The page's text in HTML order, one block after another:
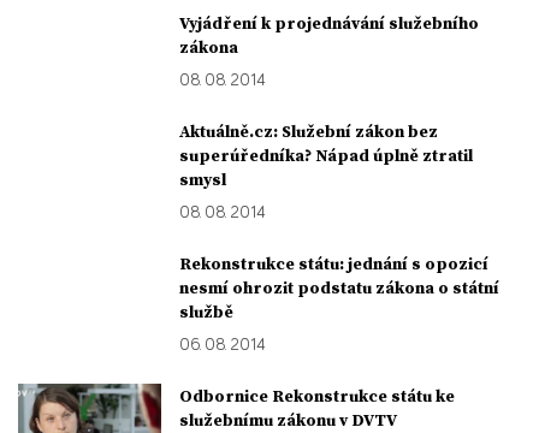
Vyjádření k projednávání služebního
zákona
08. 08. 2014
Aktuálně.cz: Služební zákon bez
superúředníka? Nápad úplně ztratil
smysl
08. 08. 2014
Rekonstrukce státu: jednání s opozicí
nesmí ohrozit podstatu zákona o státní
službě
06. 08. 2014
Odbornice Rekonstrukce státu ke
služebnímu zákonu v DVTV